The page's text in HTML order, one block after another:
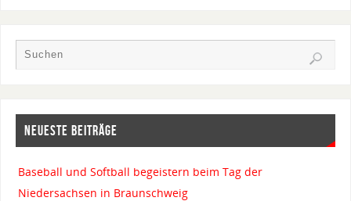
NEUESTE BEITRÄGE
Baseball und Softball begeistern beim Tag der
Niedersachsen in Braunschweig